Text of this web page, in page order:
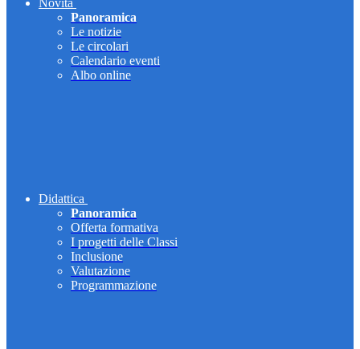
Novità
Panoramica
Le notizie
Le circolari
Calendario eventi
Albo online
Didattica
Panoramica
Offerta formativa
I progetti delle Classi
Inclusione
Valutazione
Programmazione